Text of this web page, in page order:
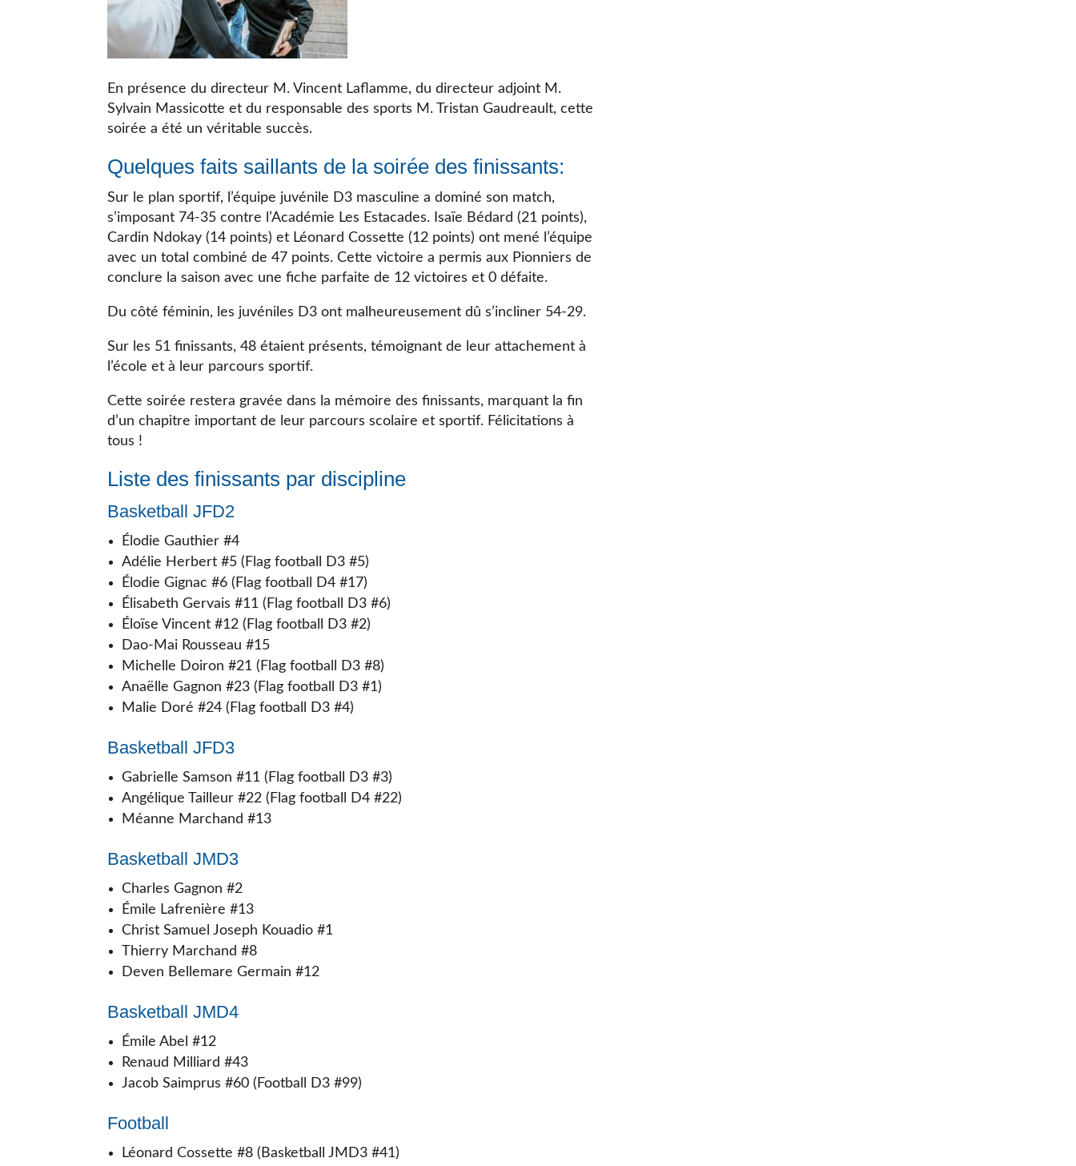
En présence du directeur M. Vincent Laflamme, du directeur adjoint M.
Sylvain Massicotte et du responsable des sports M. Tristan Gaudreault, cette
soirée a été un véritable succès.
Quelques faits saillants de la soirée des finissants:
Sur le plan sportif, l’équipe juvénile D3 masculine a dominé son match,
s’imposant 74-35 contre l’Académie Les Estacades. Isaïe Bédard (21 points),
Cardin Ndokay (14 points) et Léonard Cossette (12 points) ont mené l’équipe
avec un total combiné de 47 points. Cette victoire a permis aux Pionniers de
conclure la saison avec une fiche parfaite de 12 victoires et 0 défaite.
Du côté féminin, les juvéniles D3 ont malheureusement dû s’incliner 54-29.
Sur les 51 finissants, 48 étaient présents, témoignant de leur attachement à
l’école et à leur parcours sportif.
Cette soirée restera gravée dans la mémoire des finissants, marquant la fin
d’un chapitre important de leur parcours scolaire et sportif. Félicitations à
tous !
Liste des finissants par discipline
Basketball JFD2
Élodie Gauthier #4
Adélie Herbert #5 (Flag football D3 #5)
Élodie Gignac #6 (Flag football D4 #17)
Élisabeth Gervais #11 (Flag football D3 #6)
Éloïse Vincent #12 (Flag football D3 #2)
Dao-Mai Rousseau #15
Michelle Doiron #21 (Flag football D3 #8)
Anaëlle Gagnon #23 (Flag football D3 #1)
Malie Doré #24 (Flag football D3 #4)
Basketball JFD3
Gabrielle Samson #11 (Flag football D3 #3)
Angélique Tailleur #22 (Flag football D4 #22)
Méanne Marchand #13
Basketball JMD3
Charles Gagnon #2
Émile Lafrenière #13
Christ Samuel Joseph Kouadio #1
Thierry Marchand #8
Deven Bellemare Germain #12
Basketball JMD4
Émile Abel #12
Renaud Milliard #43
Jacob Saimprus #60 (Football D3 #99)
Football
Léonard Cossette #8 (Basketball JMD3 #41)